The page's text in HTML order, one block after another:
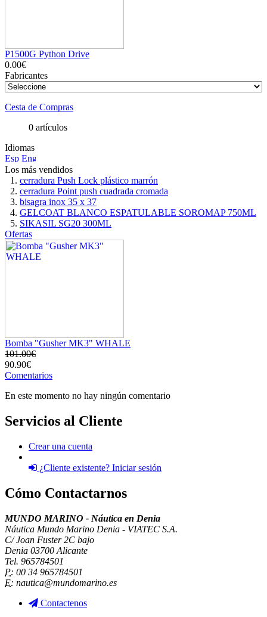
P1500G Python Drive
0.00€
Fabricantes
Cesta de Compras
0 artículos
Idiomas
Los más vendidos
cerradura Push Lock plástico marrón
cerradura Point push cuadrada cromada
bisagra inox 35 x 37
GELCOAT BLANCO ESPATULABLE SOROMAP 750ML
SIKASIL SG20 300ML
Ofertas
Bomba "Gusher MK3" WHALE
101.00€
90.90€
Comentarios
En este momento no hay ningún comentario
Servicios al Cliente
Crear una cuenta
¿Cliente existente? Iniciar sesión
Cómo Contactarnos
MUNDO MARINO - Náutica en Denia
Náutica Mundo Marino Denia - VIATEC S.A.
C/ Joan Fuster 2C bajo
Denia 03700 Alicante
Tel. 965784501
P: 00 34 965784501
E: nautica@mundomarino.es
Contactenos